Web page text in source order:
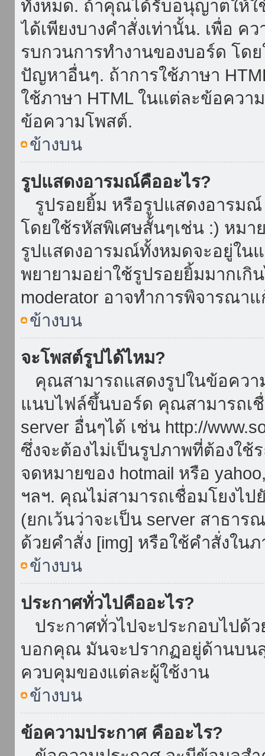
ทั้งหมด. ถ้าคุณได้รับอนุญาตให้ใ
ได้เพียงบางคำสั่งเท่านั้น. เพื่อ
รบกวนการทำงานของบอร์ด โด
ปัญหาอื่นๆ. ถ้าการใช้ภาษา
ใช้ภาษา HTML ในแต่ละข้อคว
ข้อความโพสต์.
ข้างบน
รูปแสดงอารมณ์คืออะไร?
รูปรอยยิ้ม หรือรูปแสดงอารมณ์
โดยใช้รหัสพิเศษสั้นๆเช่น :) หมา
รูปแสดงอารมณ์ทั้งหมดจะอยู่ใ
พยายามอย่าใช้รูปรอยยิ้มมากเกิ
moderator อาจทำการพิจารณา
ข้างบน
จะโพสต์รูปได้ไหม?
คุณสามารถแสดงรูปในข้อคว
แนบไฟล์ขึ้นบอร์ด คุณสามารถเชื่
server อื่นๆได้ เช่น http://
ซึ่งจะต้องไม่เป็นรูปภาพที่ต้องใ
จดหมายของ hotmail หรือ
ฯลฯ. คุณไม่สามารถเชื่อมโยงไ
(ยกเว้นว่าจะเป็น server สาธาร
ด้วยคำสั่ง [img] หรือใช้คำสั่งใ
ข้างบน
ประกาศทั่วไปคืออะไร?
ประกาศทั่วไปจะประกอบไปด้
บอกคุณ มันจะปรากฏอยู่ด้านบน
ควบคุมของแต่ละผู้ใช้งาน
ข้างบน
ข้อความประกาศ คืออะไร?